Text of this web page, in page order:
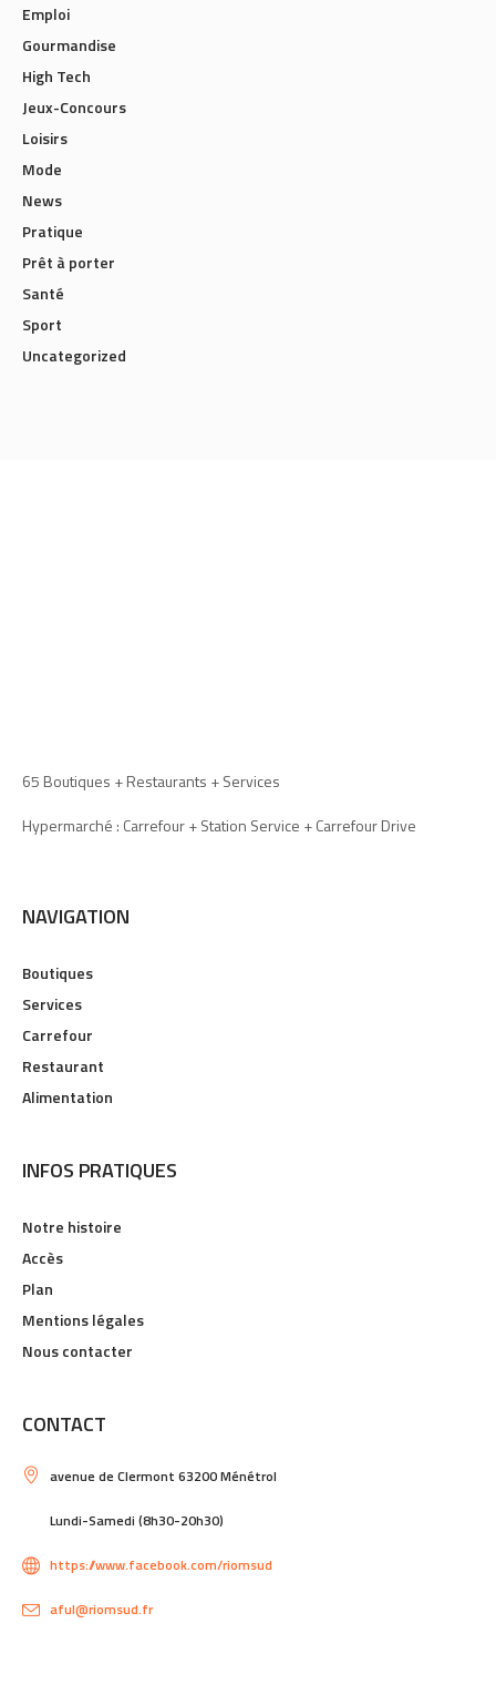
Emploi
Gourmandise
High Tech
Jeux-Concours
Loisirs
Mode
News
Pratique
Prêt à porter
Santé
Sport
Uncategorized
65 Boutiques + Restaurants + Services
Hypermarché : Carrefour + Station Service + Carrefour Drive
NAVIGATION
Boutiques
Services
Carrefour
Restaurant
Alimentation
INFOS PRATIQUES
Notre histoire
Accès
Plan
Mentions légales
Nous contacter
CONTACT
avenue de Clermont 63200 Ménétrol
Lundi-Samedi (8h30-20h30)
https://www.facebook.com/riomsud
aful@riomsud.fr